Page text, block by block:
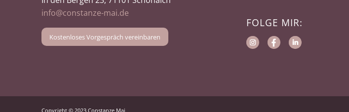
info@constanze-mai.de
Kostenloses Vorgespräch vereinbaren
FOLGE MIR:
Copyright © 2023 Constanze Mai